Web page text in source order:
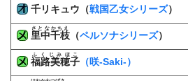
千リキュウ（戦国乙女シリーズ）
里中千枝
さとなかちえ
（ペルソナシリーズ）
福路美穂子
ふくじみほこ
（咲-Saki-）